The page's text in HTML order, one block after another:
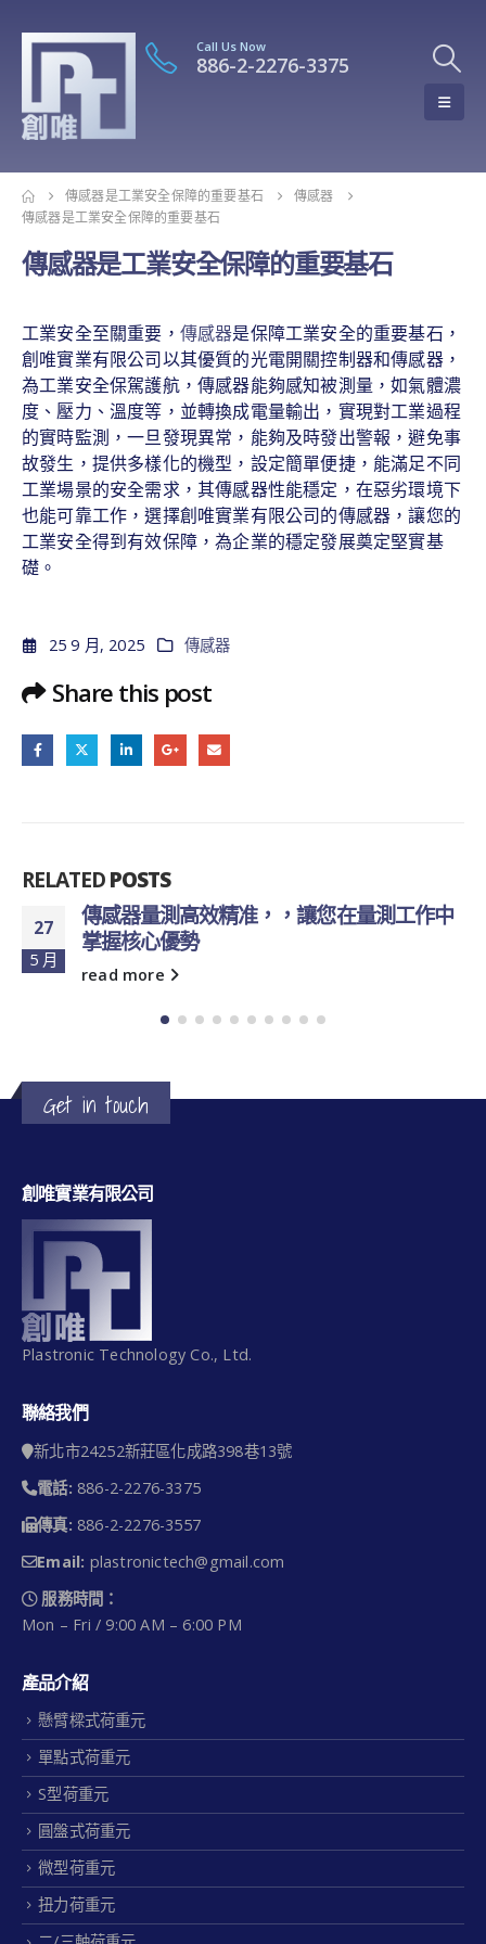
Call Us Now
886-2-2276-3375
傳感器是工業安全保障的重要基石
傳感器
傳感器是工業安全保障的重要基石
傳感器是工業安全保障的重要基石
工業安全至關重要， 傳感器是保障工業安全的重要基石，
創唯實業有限公司以其優質的光電開關控制器和傳感器，
為工業安全保駕護航，傳感器能夠感知被測量，如氣體濃
度、壓力、溫度等，並轉換成電量輸出，實現對工業過程
的實時監測，一旦發現異常，能夠及時發出警報，避免事
故發生，提供多樣化的機型，設定簡單便捷，能滿足不同
工業場景的安全需求，其傳感器性能穩定，在惡劣環境下
也能可靠工作，選擇創唯實業有限公司的傳感器，讓您的
工業安全得到有效保障，為企業的穩定發展奠定堅實基
礎。
25 9 月, 2025 傳感器
Share this post
RELATEDPOSTS
27
5 月
傳感器量測高效精准，，讓您在量測工作中
掌握核心優勢
read more
Get in touch
創唯實業有限公司
Plastronic Technology Co., Ltd.
聯絡我們
新北市24252新莊區化成路398巷13號
電話: 886-2-2276-3375
傳真: 886-2-2276-3557
Email: plastronictech@gmail.com
服務時間：
Mon – Fri / 9:00 AM – 6:00 PM
產品介紹
懸臂樑式荷重元
單點式荷重元
S型荷重元
圓盤式荷重元
微型荷重元
扭力荷重元